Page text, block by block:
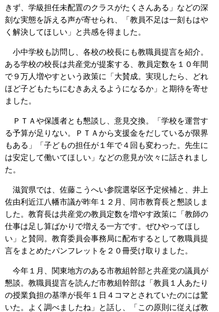
きず、学級担任未配置のクラスがたくさんある」などの深
刻な実態を訴える声が寄せられ、「教員不足は一刻もはや
く解決してほしい」と共感を得ました。
小中学校も訪問し、各校の校長にも教職員提言を紹介。
ある学校の校長は共産党が提案する、教員定数を１０年間
で９万人増やすという政策に「大賛成。実現したら、どれ
ほど子どもたちにむきあえるようになるか」と期待を寄せ
ました。
ＰＴＡや保護者とも懇談し、意見交換。「学校を運営す
る予算が足りない。ＰＴＡから支援金をだしているが限界
もある」「子どもの担任が１年で４回も変わった。先生に
は安定して働いてほしい」などの意見が次々に話されまし
た。
滋賀県では、佐藤こうへい参院選挙区予定候補と、井上
佐由利近江八幡市議が昨年１２月、同市教育長と懇談しま
した。教育長は共産党の教員定数を増やす政策に「教師の
仕事は足し算ばかりで増える一方です。ぜひやってほし
い」と賛同。教育委員会事務局に配布するとして教職員提
言をまとめたパンフレットを２０冊受け取りました。
今年１月、関東地方のある市教組幹部と共産党の議員が
懇談。教職員提言を読んだ市教組幹部は「教員１人あたり
の授業負担の基準が長年１日４コマとされていたのには驚
いた。よく調べましたね」と話し、「この原則に従えば教